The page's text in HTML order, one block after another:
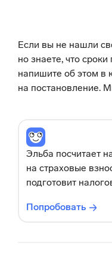
Если вы не нашли
но знаете, что
напишите об этом в
на постановление.
Эльба посчитает
на страховые
подготовит
Попробовать